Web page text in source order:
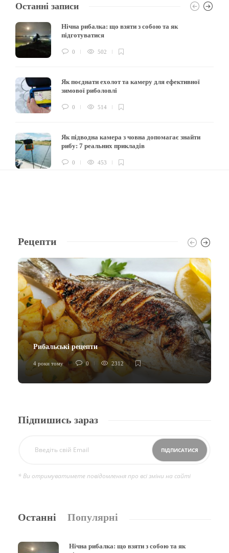
Останні записи
Нічна рибалка: що взяти з собою та як
підготуватися
0 502
Як поєднати ехолот та камеру для ефективної
зимової риболовлі
0 514
Як підводна камера з човна допомагає знайти
рибу: 7 реальних прикладів
0 453
Рецепти
Рибальські рецепти
4 роки тому 0 2312
Підпишись зараз
* Ви отримуватимете повідомлення про всі зміни на сайті
Останні Популярні
Нічна рибалка: що взяти з собою та як